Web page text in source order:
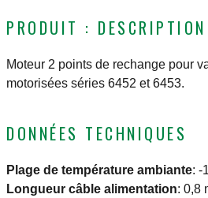
PRODUIT : DESCRIPTION
Moteur 2 points de rechange pour
motorisées séries 6452 et 6453.
DONNÉES TECHNIQUES
Plage de température ambiante: -
Longueur câble alimentation: 0,8